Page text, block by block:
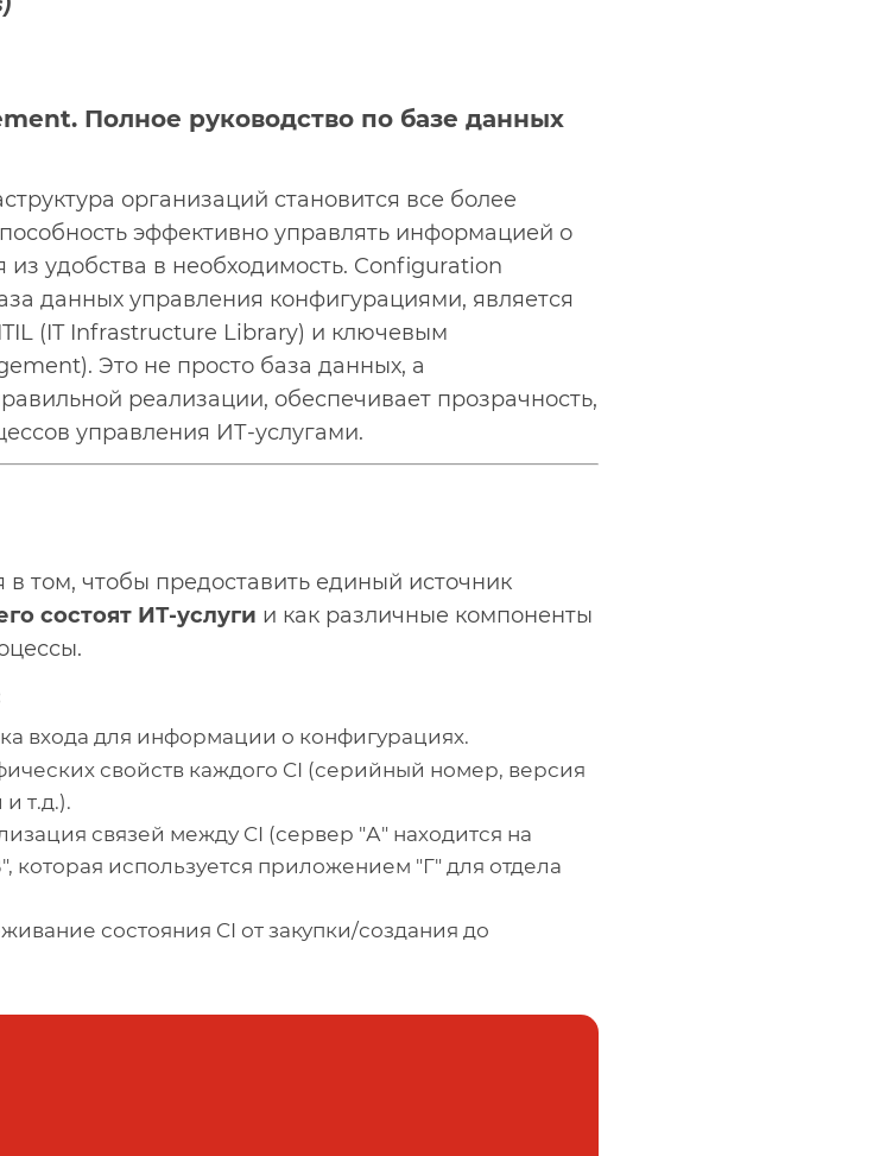
Полное руководство по базе данных
организаций становится все более
эффективно управлять информацией о
удобства в необходимость. Configuration
данных управления конфигурациями, является
(IT Infrastructure Library) и ключевым
Это не просто база данных, а
реализации, обеспечивает прозрачность,
управления ИТ-услугами.
в том, чтобы предоставить единый источник
состоят ИТ-услуги и как различные компоненты
входа для информации о конфигурациях.
свойств каждого CI (серийный номер, версия
т.д.).
связей между CI (сервер "А" находится на
которая используется приложением "Г" для отдела
состояния CI от закупки/создания до